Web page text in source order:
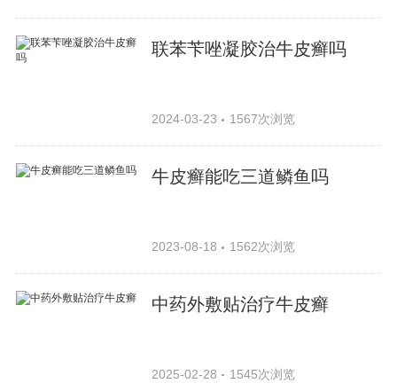
联苯苄唑凝胶治牛皮癣吗
2024-03-23 1567次浏览
牛皮癣能吃三道鳞鱼吗
2023-08-18 1562次浏览
中药外敷贴治疗牛皮癣
2025-02-28 1545次浏览